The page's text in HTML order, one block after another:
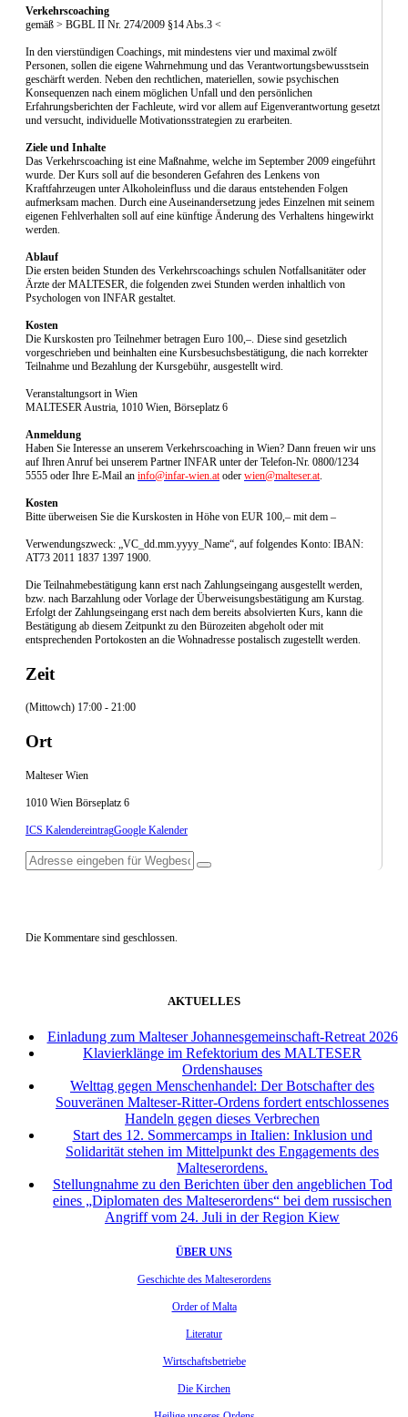
Verkehrscoaching
gemäß > BGBL II Nr. 274/2009 §14 Abs.3 <
In den vierstündigen Coachings, mit mindestens vier und maximal zwölf
Personen, sollen die eigene Wahrnehmung und das Verantwortungsbewusstsein
geschärft werden. Neben den rechtlichen, materiellen, sowie psychischen
Konsequenzen nach einem möglichen Unfall und den persönlichen
Erfahrungsberichten der Fachleute, wird vor allem auf Eigenverantwortung gesetzt
und versucht, individuelle Motivationsstrategien zu erarbeiten.
Ziele und Inhalte
Das Verkehrscoaching ist eine Maßnahme, welche im September 2009 eingeführt
wurde. Der Kurs soll auf die besonderen Gefahren des Lenkens von
Kraftfahrzeugen unter Alkoholeinfluss und die daraus entstehenden Folgen
aufmerksam machen. Durch eine Auseinandersetzung jedes Einzelnen mit seinem
eigenen Fehlverhalten soll auf eine künftige Änderung des Verhaltens hingewirkt
werden.
Ablauf
Die ersten beiden Stunden des Verkehrscoachings schulen Notfallsanitäter oder
Ärzte der MALTESER, die folgenden zwei Stunden werden inhaltlich von
Psychologen von INFAR gestaltet.
Kosten
Die Kurskosten pro Teilnehmer betragen Euro 100,–. Diese sind gesetzlich
vorgeschrieben und beinhalten eine Kursbesuchsbestätigung, die nach korrekter
Teilnahme und Bezahlung der Kursgebühr, ausgestellt wird.
Veranstaltungsort in Wien
MALTESER Austria, 1010 Wien, Börseplatz 6
Anmeldung
Haben Sie Interesse an unserem Verkehrscoaching in Wien? Dann freuen wir uns
auf Ihren Anruf bei unserem Partner INFAR unter der Telefon-Nr. 0800/1234
5555 oder Ihre E-Mail an info@infar-wien.atoder wien@malteser.at.
Kosten
Bitte überweisen Sie die Kurskosten in Höhe von EUR 100,– mit dem –
Verwendungszweck: „VC_dd.mm.yyyy_Name“, auf folgendes Konto: IBAN:
AT73 2011 1837 1397 1900.
Die Teilnahmebestätigung kann erst nach Zahlungseingang ausgestellt werden,
bzw. nach Barzahlung oder Vorlage der Überweisungsbestätigung am Kurstag.
Erfolgt der Zahlungseingang erst nach dem bereits absolvierten Kurs, kann die
Bestätigung ab diesem Zeitpunkt zu den Bürozeiten abgeholt oder mit
entsprechenden Portokosten an die Wohnadresse postalisch zugestellt werden.
Zeit
(Mittowch) 17:00 - 21:00
Ort
Malteser Wien
1010 Wien Börseplatz 6
ICS KalendereintragGoogle Kalender
Die Kommentare sind geschlossen.
AKTUELLES
Einladung zum Malteser Johannesgemeinschaft-Retreat 2026
Klavierklänge im Refektorium des MALTESER
Ordenshauses
Welttag gegen Menschenhandel: Der Botschafter des
Souveränen Malteser-Ritter-Ordens fordert entschlossenes
Handeln gegen dieses Verbrechen
Start des 12. Sommercamps in Italien: Inklusion und
Solidarität stehen im Mittelpunkt des Engagements des
Malteserordens.
Stellungnahme zu den Berichten über den angeblichen Tod
eines „Diplomaten des Malteserordens“ bei dem russischen
Angriff vom 24. Juli in der Region Kiew
ÜBER UNS
Geschichte des Malteserordens
Order of Malta
Literatur
Wirtschaftsbetriebe
Die Kirchen